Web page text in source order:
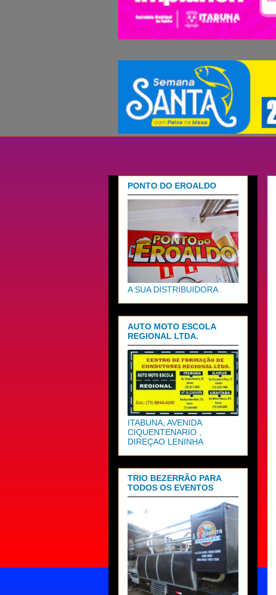
PONTO DO EROALDO
A SUA DISTRIBUIDORA
AUTO MOTO ESCOLA
REGIONAL LTDA.
ITABUNA, AVENIDA
CIQUENTENARIO ,
DIREÇAO LENINHA
TRIO BEZERRÃO PARA
TODOS OS EVENTOS